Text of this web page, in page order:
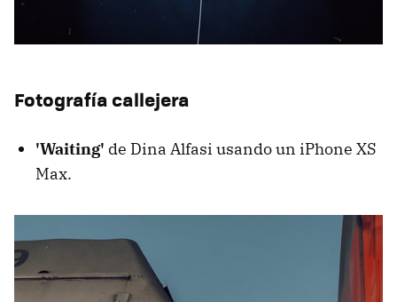
Fotografía callejera
'Waiting' de Dina Alfasi usando un iPhone XS
Max.